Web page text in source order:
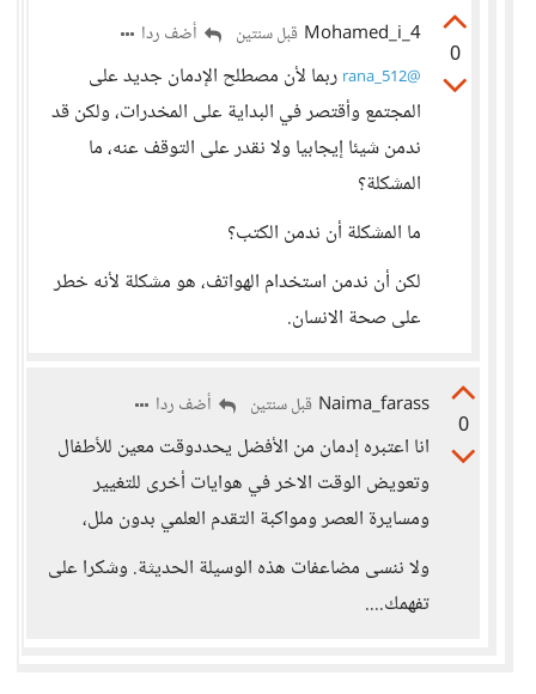
0
Mohamed_i_4 قبل سنتين أضف ردا
@rana_512
ربما لأن مصطلح الإدمان جديد على
المجتمع وأقتصر في البداية على المخدرات، ولكن قد
ندمن شيئا إيجابيا ولا نقدر على التوقف عنه، ما
المشكلة؟
ما المشكلة أن ندمن الكتب؟
لكن أن ندمن استخدام الهواتف، هو مشكلة لأنه خطر
على صحة الانسان.
0
Naima_farass قبل سنتين أضف ردا
انا اعتبره إدمان من الأفضل يحددوقت معين للأطفال
وتعويض الوقت الاخر في هوايات أخرى للتغيير
ومسايرة العصر ومواكبة التقدم العلمي بدون ملل،
ولا ننسى مضاعفات هذه الوسيلة الحديثة. وشكرا على
تفهمك....